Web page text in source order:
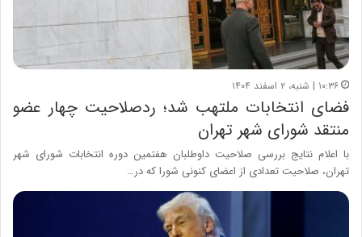
۱۰:۳۶ | شنبه، ۲ اسفند ۱۴۰۴
فضای انتخابات ملتهب شد؛ ردصلاحیت چهار عضو
منتقد شورای شهر تهران
​با اعلام نتایج بررسی صلاحیت داوطلبان هفتمین دوره انتخابات شورای شهر
تهران، صلاحیت تعدادی از اعضای کنونی شورا که در…